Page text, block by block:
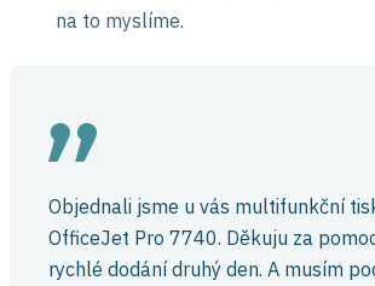
na to myslíme.
Objednali jsme u vás multifunkční
OfficeJet Pro 7740. Děkuju za
rychlé dodání druhý den. A musím